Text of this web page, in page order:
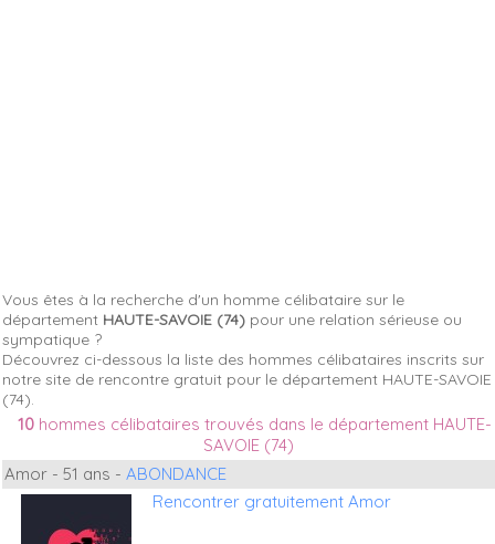
Vous êtes à la recherche d'un homme célibataire sur le
département HAUTE-SAVOIE (74) pour une relation sérieuse ou
sympatique ?
Découvrez ci-dessous la liste des hommes célibataires inscrits sur
notre site de rencontre gratuit pour le département HAUTE-SAVOIE
(74).
10hommes célibataires trouvés dans le département HAUTE-
SAVOIE (74)
Amor - 51 ans - ABONDANCE
Rencontrer gratuitement Amor